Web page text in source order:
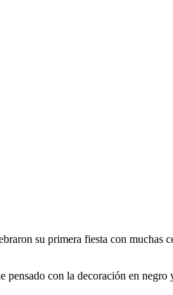
su primera fiesta con
con la decoración en